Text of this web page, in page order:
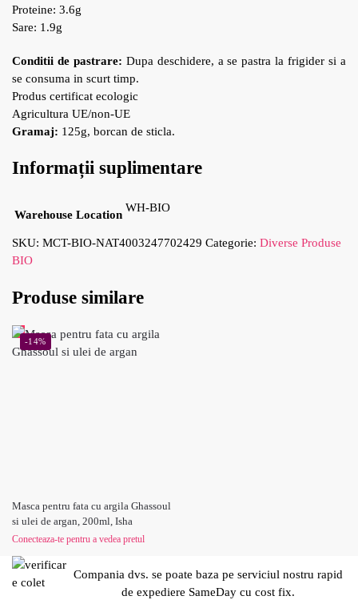
Proteine: 3.6g
Sare: 1.9g
Conditii de pastrare: Dupa deschidere, a se pastra la frigider si a
se consuma in scurt timp.
Produs certificat ecologic
Agricultura UE/non-UE
Gramaj: 125g, borcan de sticla.
Informații suplimentare
Warehouse Location
WH-BIO
SKU: MCT-BIO-NAT4003247702429 Categorie: Diverse Produse
BIO
Produse similare
-14%
Masca pentru fata cu argila Ghassoul
si ulei de argan, 200ml, Isha
Conecteaza-te pentru a vedea pretul
Compania dvs. se poate baza pe serviciul nostru rapid
de expediere SameDay cu cost fix.